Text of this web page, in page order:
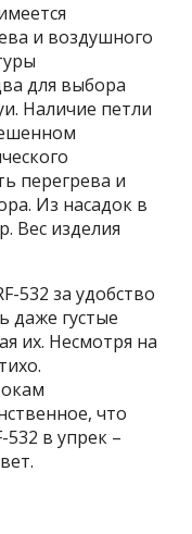
и воздушного
для выбора
Наличие петли
перегрева и
Из насадок в
Вес изделия
532 за удобство
даже густые
их. Несмотря на
что
в упрек –